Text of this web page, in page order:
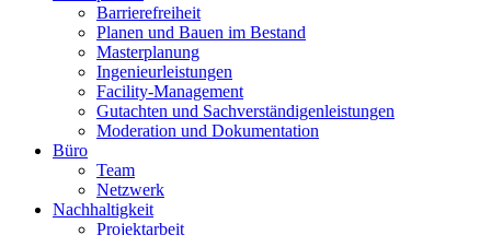
Barrierefreiheit
Planen und Bauen im Bestand
Masterplanung
Ingenieurleistungen
Facility-Management
Gutachten und Sachverständigenleistungen
Moderation und Dokumentation
Büro
Team
Netzwerk
Nachhaltigkeit
Projektarbeit